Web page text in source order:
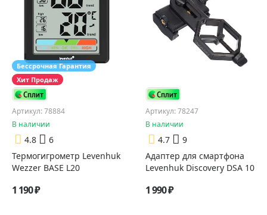
Бессрочная Гарантия
Хит Продаж
Артикул: 78884
В наличии
4.8
6
Термогигрометр Levenhuk
Wezzer BASE L20
1 190 ₽
Артикул: 78247
В наличии
4.7
9
Адаптер для смартфона
Levenhuk Discovery DSA 10
1 990 ₽